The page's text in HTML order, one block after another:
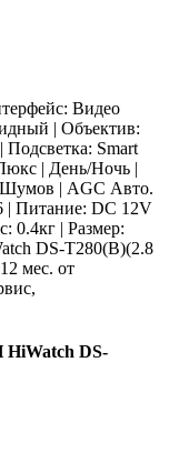
Видео
| Объектив:
Smart
| День/Ночь |
| AGC Авто.
| Питание: DC 12V
0.4кг | Размер:
DS-T280(B)(2.8
мес. от
DS-